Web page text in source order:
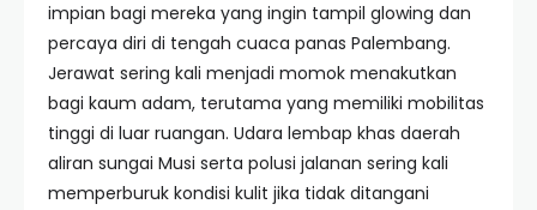
impian bagi mereka yang ingin tampil glowing dan
percaya diri di tengah cuaca panas Palembang.
Jerawat sering kali menjadi momok menakutkan
bagi kaum adam, terutama yang memiliki mobilitas
tinggi di luar ruangan. Udara lembap khas daerah
aliran sungai Musi serta polusi jalanan sering kali
memperburuk kondisi kulit jika tidak ditangani